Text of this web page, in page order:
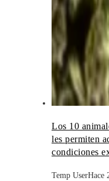
Los 10
les permiten
condiciones
Temp UserHace